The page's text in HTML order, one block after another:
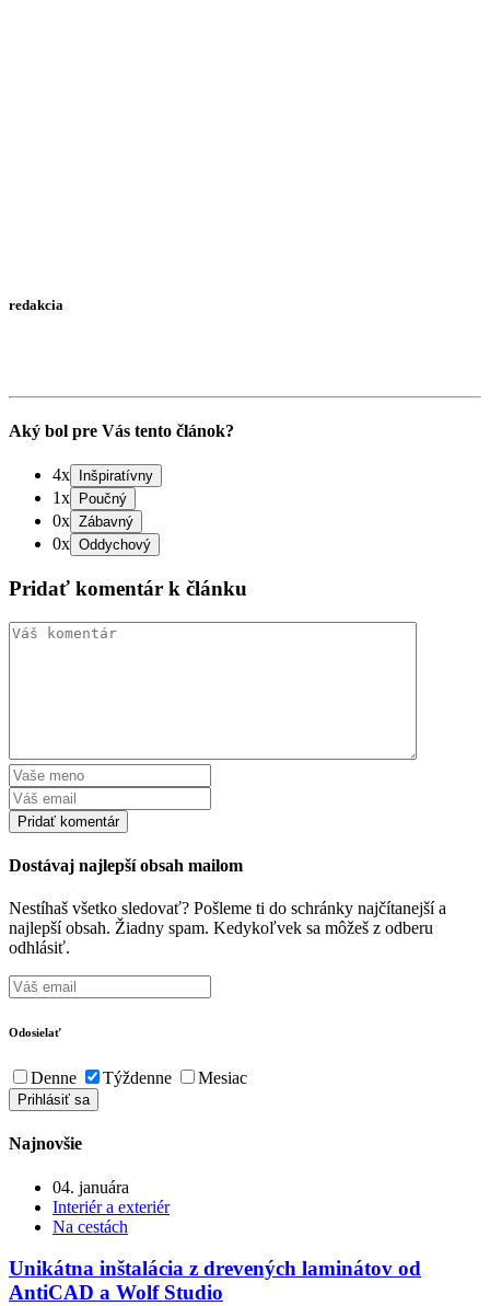
redakcia
Aký bol pre Vás tento článok?
4x
1x
0x
0x
Pridať komentár k článku
Dostávaj najlepší obsah mailom
Nestíhaš všetko sledovať? Pošleme ti do schránky najčítanejší a
najlepší obsah. Žiadny spam. Kedykoľvek sa môžeš z odberu
odhlásiť.
Odosielať
Denne Týždenne Mesiac
Najnovšie
04. januára
Interiér a exteriér
Na cestách
Unikátna inštalácia z drevených laminátov od
AntiCAD a Wolf Studio